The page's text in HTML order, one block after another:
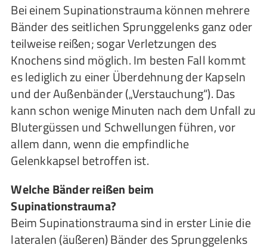
Bei einem Supinationstrauma können mehrere
Bänder des seitlichen Sprunggelenks ganz oder
teilweise reißen; sogar Verletzungen des
Knochens sind möglich. Im besten Fall kommt
es lediglich zu einer Überdehnung der Kapseln
und der Außenbänder („Verstauchung“). Das
kann schon wenige Minuten nach dem Unfall zu
Blutergüssen und Schwellungen führen, vor
allem dann, wenn die empfindliche
Gelenkkapsel betroffen ist.
Welche Bänder reißen beim
Supinationstrauma?
Beim Supinationstrauma sind in erster Linie die
lateralen (äußeren) Bänder des Sprunggelenks